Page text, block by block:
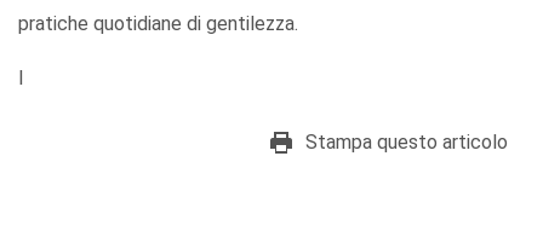
pratiche quotidiane di gentilezza.
I
Stampa questo articolo